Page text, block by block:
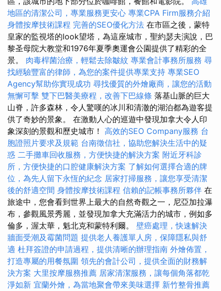
地區的清潔公司，專業服務更安心 專業CPA Firm服務介紹
身體按摩技術課程 完善的SEO優化方法 在市區之後，蒙特
皇家的監視塔的look望塔，為這座城市，聖約瑟夫演說，巴
黎圣母院大教堂和1976年夏季奧運會公園提供了精彩的全
景。 肉毒桿菌治療，輕鬆去除皺紋 專業會計事務所服務 尋
找經驗豐富的律師，為您的案件提供專業支持 專業SEO
Agency幫助你實現成功 尋找優質的外燴廠商，讓您的活動
無懈可擊 雙下巴醫美療程，改善下巴線條 落基山脈的巨大
山脊，許多森林，令人驚嘆的冰川和清澈的湖泊都為遊客提
供了奇妙的景象。 在激動人心的巡遊中發現加拿大令人印
象深刻的景觀和歷史城市！ 高效的SEO Company服務 台
胞證照片要求及規範 台南徵信社，協助您解決生活中的疑
惑 二手攤車回收服務，方便快捷的解決方案 附近牙科診
所，方便快捷的口腔健康解決方案 了解如何選擇合適的牌
位，為先人留下永恆的紀念 居家打掃服務，讓您享受清潔
後的舒適空間 身體按摩技術課程 信賴的記帳事務所夥伴 在
旅途中，您會看到世界上最大的自然奇觀之一，尼亞加拉瀑
布，參觀風景秀麗，並發現加拿大充滿活力的城市，例如多
倫多，渥太華，魁北克和蒙特利爾。 壁癌處理，快速解決
牆面受潮及霉菌問題 提供老人養護單人房，保障隱私與舒
適 杜拜簽證的申請過程，提供清晰的辦理指南 外燴佈置，
打造專屬的用餐氛圍 領先的會計公司，提供全面的財務解
決方案 大里按摩服務推薦 居家清潔服務，讓每個角落都乾
淨如新 宜蘭外燴，為當地聚會帶來美味選擇 新竹整骨推薦